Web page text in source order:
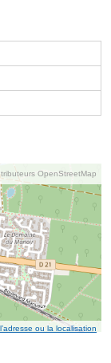
OpenStreetMap
ou la localisation